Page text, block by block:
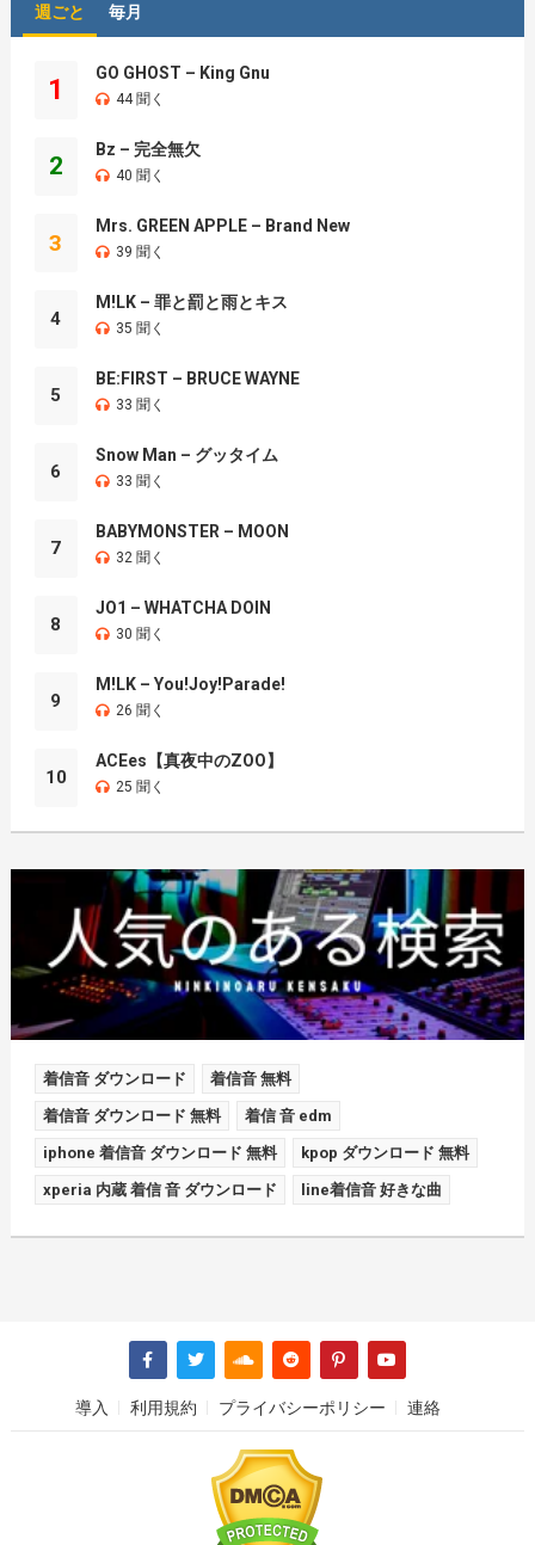
週ごと 毎月
1
GO GHOST – King Gnu
44 聞く
2
Bz – 完全無欠
40 聞く
3
Mrs. GREEN APPLE – Brand New
39 聞く
4
M!LK – 罪と罰と雨とキス
35 聞く
5
BE:FIRST – BRUCE WAYNE
33 聞く
6
Snow Man – グッタイム
33 聞く
7
BABYMONSTER – MOON
32 聞く
8
JO1 – WHATCHA DOIN
30 聞く
9
M!LK – You!Joy!Parade!
26 聞く
10
ACEes【真夜中のZOO】
25 聞く
着信音 ダウンロード 着信音 無料
着信音 ダウンロード 無料 着信 音 edm
iphone 着信音 ダウンロード 無料 kpop ダウンロード 無料
xperia 内蔵 着信 音 ダウンロード line着信音 好きな曲
導入 利用規約 プライバシーポリシー 連絡